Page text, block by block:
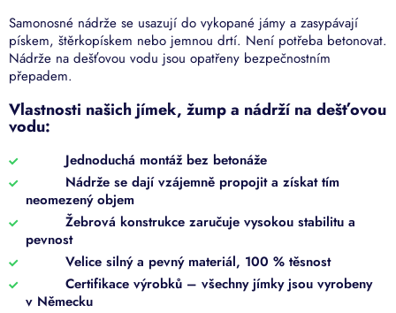
Samonosné nádrže se usazují do vykopané jámy a zasypávají
pískem, štěrkopískem nebo jemnou drtí. Není potřeba betonovat.
Nádrže na dešťovou vodu jsou opatřeny bezpečnostním
přepadem.
Vlastnosti našich jímek, žump a nádrží na dešťovou
vodu:
Jednoduchá montáž bez betonáže
Nádrže se dají vzájemně propojit a získat tím
neomezený objem
Žebrová konstrukce zaručuje vysokou stabilitu a
pevnost
Velice silný a pevný materiál, 100 % těsnost
Certifikace výrobků – všechny jímky jsou vyrobeny
v Německu